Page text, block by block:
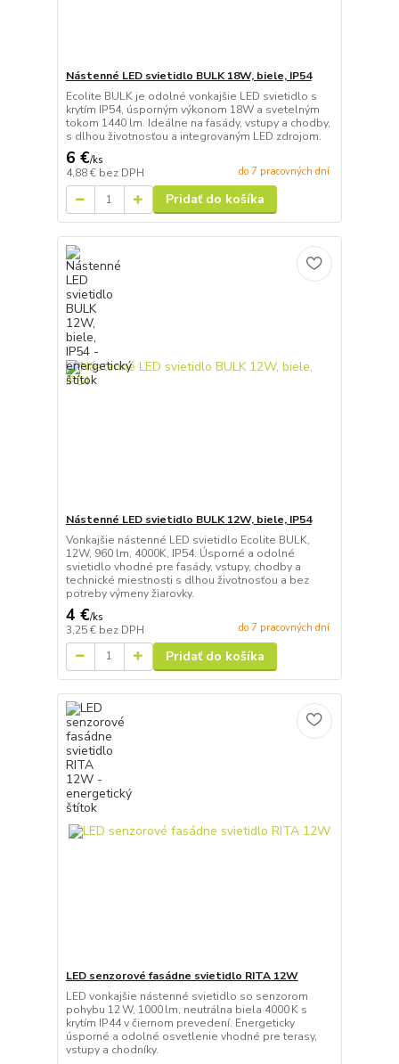
Nástenné LED svietidlo BULK 18W, biele, IP54
Ecolite BULK je odolné vonkajšie LED svietidlo s
krytím IP54, úsporným výkonom 18W a svetelným
tokom 1440 lm. Ideálne na fasády, vstupy a chodby,
s dlhou životnosťou a integrovaným LED zdrojom.
6 €/ks
4,88 € bez DPH do 7 pracovných dní
Pridať do košíka
Nástenné LED svietidlo BULK 12W, biele, IP54
Vonkajšie nástenné LED svietidlo Ecolite BULK,
12W, 960 lm, 4000K, IP54. Úsporné a odolné
svietidlo vhodné pre fasády, vstupy, chodby a
technické miestnosti s dlhou životnosťou a bez
potreby výmeny žiarovky.
4 €/ks
3,25 € bez DPH do 7 pracovných dní
Pridať do košíka
LED senzorové fasádne svietidlo RITA 12W
LED vonkajšie nástenné svietidlo so senzorom
pohybu 12 W, 1000 lm, neutrálna biela 4000 K s
krytím IP44 v čiernom prevedení. Energeticky
úsporné a odolné osvetlenie vhodné pre terasy,
vstupy a chodníky.